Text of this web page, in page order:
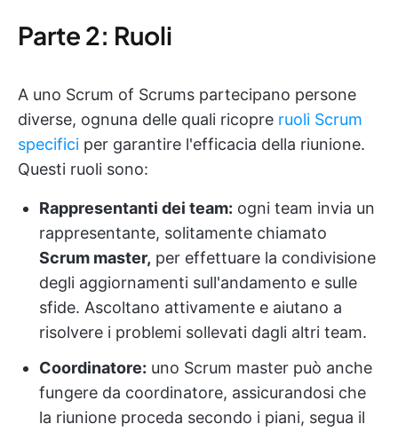
Parte 2: Ruoli
A uno Scrum of Scrums partecipano persone
diverse, ognuna delle quali ricopre ruoli Scrum
specifici per garantire l'efficacia della riunione.
Questi ruoli sono:
Rappresentanti dei team: ogni team invia un
rappresentante, solitamente chiamato
Scrum master, per effettuare la condivisione
degli aggiornamenti sull'andamento e sulle
sfide. Ascoltano attivamente e aiutano a
risolvere i problemi sollevati dagli altri team.
Coordinatore: uno Scrum master può anche
fungere da coordinatore, assicurandosi che
la riunione proceda secondo i piani, segua il